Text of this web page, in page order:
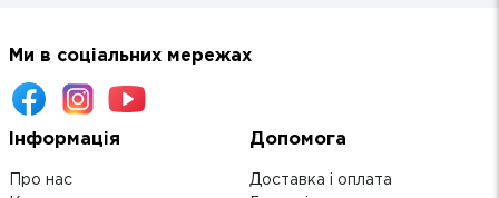
Ми в соціальних мережах
Інформація
Про нас
Допомога
Доставка і оплата